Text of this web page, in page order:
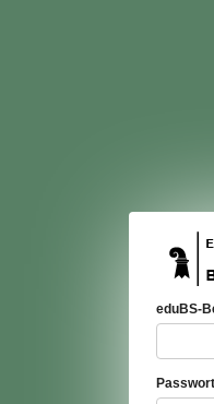
eduBS-
Passwort